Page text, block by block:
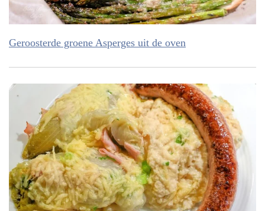
Geroosterde groene Asperges uit de oven